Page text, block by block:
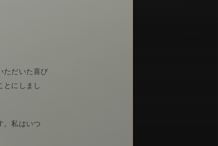
ただいた喜び
とにしまし
。私はいつ